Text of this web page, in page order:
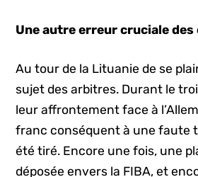
Une autre erreur cruciale
Au tour de la Lituanie de se
sujet des arbitres. Durant le
leur affrontement face à
franc conséquent à une faute
été tiré. Encore une fois, une
déposée envers la FIBA, et